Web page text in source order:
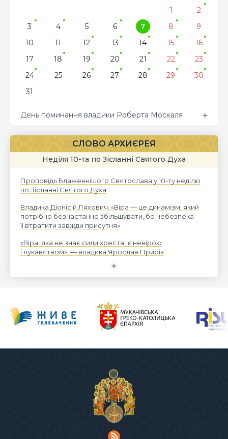
1
2
3
4 5 6 7 8
9
10
11 12 13 14 15
16
17
18 19 20 21 22
23
24
25 26 27 28 29
30
31
День поминання владики Роберта Москаля
СЛОВО АРХИЄРЕЯ
Неділя 10-та по Зісланні Святого Духа
Проповідь Блаженнішого Святослава у 10-ту неділю
по Зісланні Святого Духа
Владика Діонісій Ляхович: «Віра — це динамізм, який
потрібно безнастанно збільшувати, бо небезпека
її втратити завжди присутня»
«Віра, яка не знає сили хреста, є невірою
і лукавством», — владика Ярослав Приріз